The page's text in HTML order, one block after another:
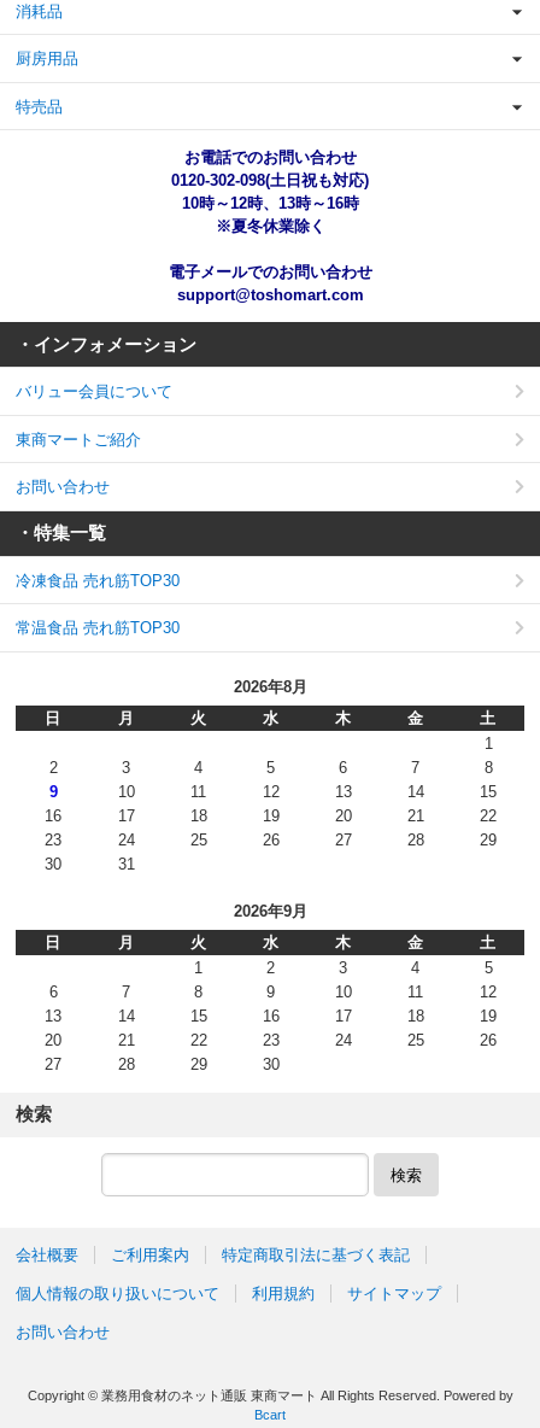
消耗品
厨房用品
特売品
お電話でのお問い合わせ
0120-302-098(土日祝も対応)
10時～12時、13時～16時
※夏冬休業除く
電子メールでのお問い合わせ
support@toshomart.com
・インフォメーション
バリュー会員について
東商マートご紹介
お問い合わせ
・特集一覧
冷凍食品 売れ筋TOP30
常温食品 売れ筋TOP30
2026年8月
日
月 火 水 木 金
土
1
2
3 4 5 6 7
8
9
10 11 12 13 14
15
16
17 18 19 20 21
22
23
24 25 26 27 28
29
30
31
2026年9月
日
月 火 水 木 金
土
1
2 3 4
5
6
7 8 9 10 11
12
13
14 15 16 17 18
19
20
21 22 23 24 25
26
27
28 29 30
検索
検索
会社概要 ご利用案内 特定商取引法に基づく表記
個人情報の取り扱いについて 利用規約 サイトマップ
お問い合わせ
Copyright © 業務用食材のネット通販 東商マート All Rights Reserved.
Powered by
Bcart